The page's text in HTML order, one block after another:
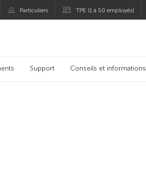
Particuliers TPE (1 à 50 employés)
Support Conseils et informations